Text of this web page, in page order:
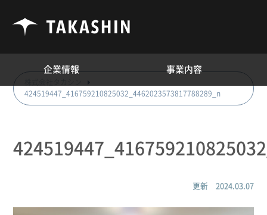
424519447_416759210825032_4462023573817788289_n
更新 2024.03.07
企業情報 事業内容